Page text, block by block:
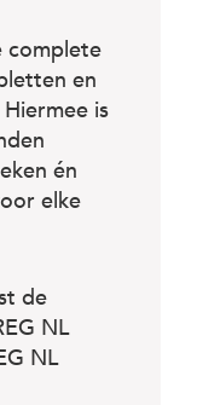
complete
en
is
én
elke
de
NL
NL